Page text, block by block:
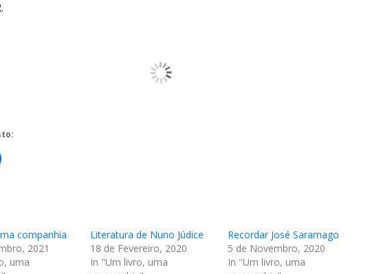
companhia
2021
uma
Literatura de Nuno Júdice
18 de Fevereiro, 2020
In "Um livro, uma
Recordar José Saramago
5 de Novembro, 2020
In "Um livro, uma